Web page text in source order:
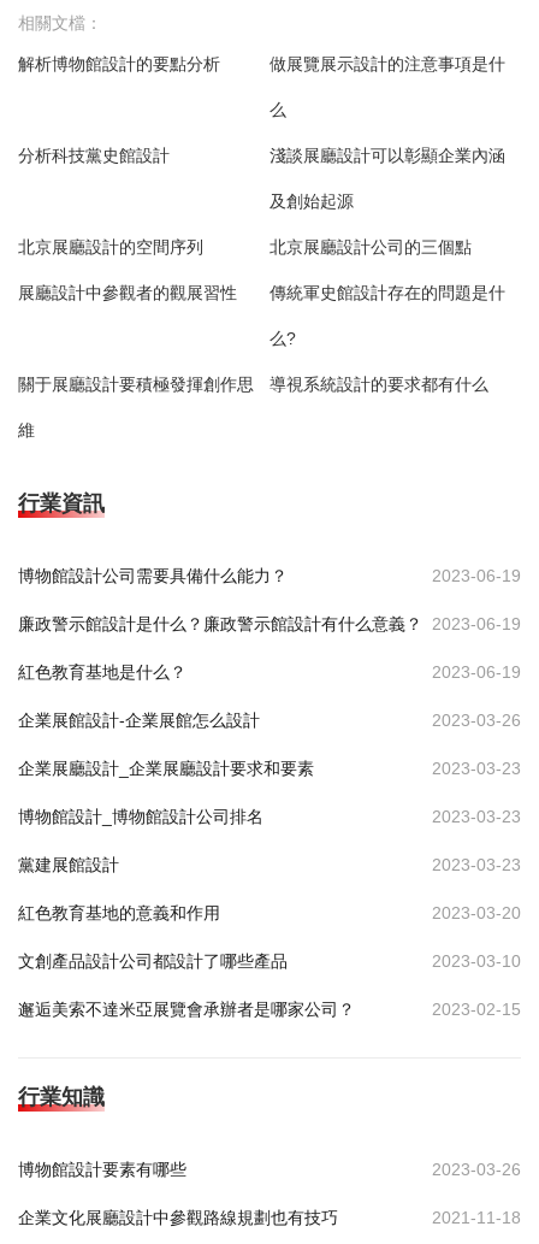
相關文檔：
解析博物館設計的要點分析 做展覽展示設計的注意事項是什
么
分析科技黨史館設計 淺談展廳設計可以彰顯企業內涵
及創始起源
北京展廳設計的空間序列 北京展廳設計公司的三個點
展廳設計中參觀者的觀展習性 傳統軍史館設計存在的問題是什
么?
關于展廳設計要積極發揮創作思
維
導視系統設計的要求都有什么
行業資訊
博物館設計公司需要具備什么能力？ 2023-06-19
廉政警示館設計是什么？廉政警示館設計有什么意義？ 2023-06-19
紅色教育基地是什么？ 2023-06-19
企業展館設計-企業展館怎么設計 2023-03-26
企業展廳設計_企業展廳設計要求和要素 2023-03-23
博物館設計_博物館設計公司排名 2023-03-23
黨建展館設計 2023-03-23
紅色教育基地的意義和作用 2023-03-20
文創產品設計公司都設計了哪些產品 2023-03-10
邂逅美索不達米亞展覽會承辦者是哪家公司？ 2023-02-15
行業知識
博物館設計要素有哪些 2023-03-26
企業文化展廳設計中參觀路線規劃也有技巧 2021-11-18